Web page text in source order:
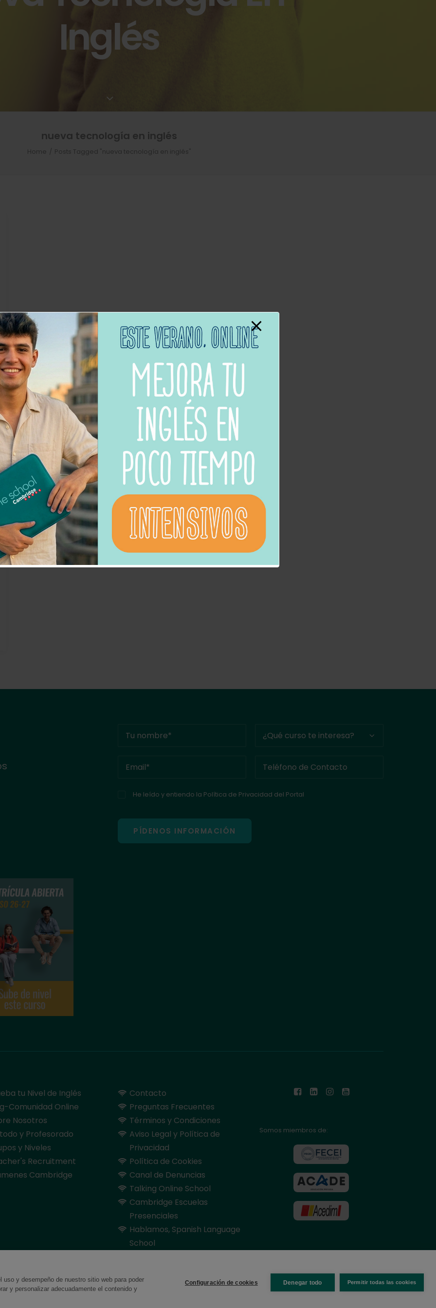
Inglés
nueva tecnología en inglés
Home Posts Tagged "nueva tecnología en inglés"
He leído y entiendo la Política de Privacidad del Portal
tu Nivel de Inglés
Comunidad Online
Nosotros
y Profesorado
y Niveles
Recruitment
Cambridge
Contacto
Preguntas Frecuentes
Términos y Condiciones
Aviso Legal y Política de
Privacidad
Política de Cookies
Canal de Denuncias
Talking Online School
Cambridge Escuelas
Presenciales
Hablamos, Spanish Language
School
Somos miembros de:
© 2026 Online School by Cambridge House. All rights reserved
y desempeño de nuestro sitio web para poder
y personalizar adecuadamente el contenido y
Configuración de cookies Denegar todo Permitir todas las cookies